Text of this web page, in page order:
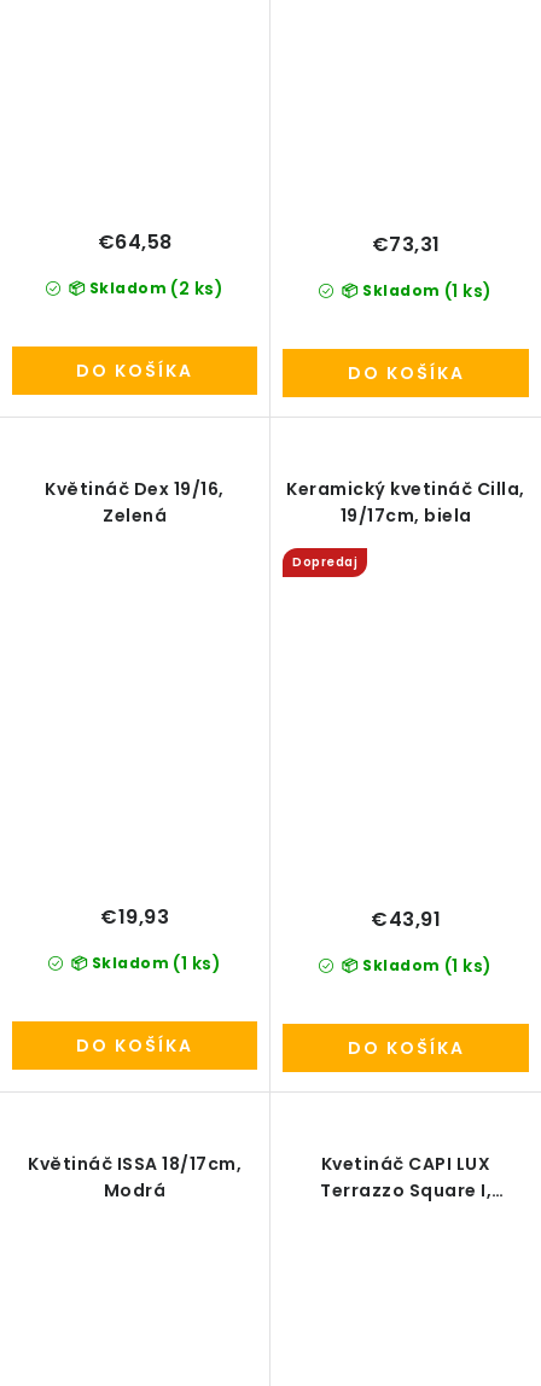
📦 Skladom (2 ks)
€64,58
DO KOŠÍKA
📦 Skladom (1 ks)
€73,31
DO KOŠÍKA
Květináč Dex 19/16,
Zelená
📦 Skladom (1 ks)
€19,93
DO KOŠÍKA
Keramický kvetináč Cilla,
19/17cm, biela
Dopredaj
📦 Skladom (1 ks)
€43,91
DO KOŠÍKA
Květináč ISSA 18/17cm,
Modrá
Kvetináč CAPI LUX
Terrazzo Square I,